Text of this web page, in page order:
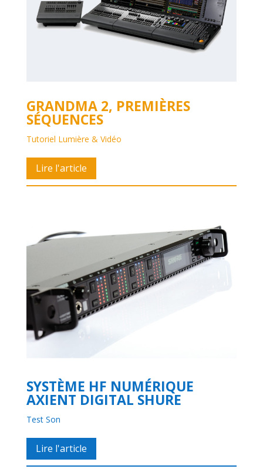
GRANDMA 2, PREMIÈRES
SÉQUENCES
Tutoriel Lumière & Vidéo
Lire l'article
SYSTÈME HF NUMÉRIQUE
AXIENT DIGITAL SHURE
Test Son
Lire l'article